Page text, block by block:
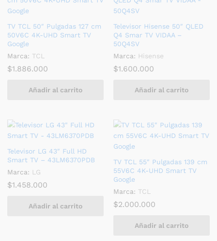
TV TCL 50″ Pulgadas 127 cm
50V6C 4K-UHD Smart TV
Google
Marca: TCL
$1.886.000
Añadir al carrito
Televisor Hisense 50″ QLED
Q4 Smar TV VIDAA –
50Q4SV
Marca: Hisense
$1.600.000
Añadir al carrito
Televisor LG 43″ Full HD
Smart TV – 43LM6370PDB
Marca: LG
$1.458.000
Añadir al carrito
TV TCL 55″ Pulgadas 139 cm
55V6C 4K-UHD Smart TV
Google
Marca: TCL
$2.000.000
Añadir al carrito